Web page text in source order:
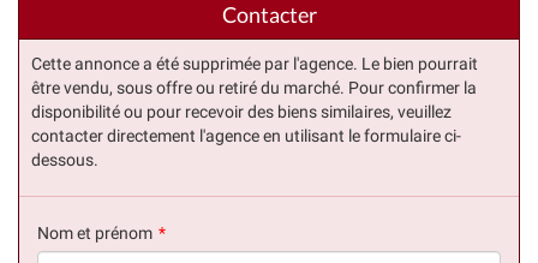
Contacter
Cette annonce a été supprimée par l'agence. Le bien pourrait
être vendu, sous offre ou retiré du marché. Pour confirmer la
disponibilité ou pour recevoir des biens similaires, veuillez
contacter directement l'agence en utilisant le formulaire ci-
dessous.
Nom et prénom